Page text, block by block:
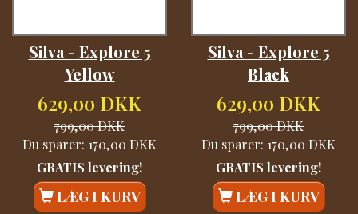
Silva - Explore 5
Yellow
629,00 DKK
799,00 DKK
Du sparer: 170,00 DKK
GRATIS levering!
LÆG I KURV
Silva - Explore 5
Black
629,00 DKK
799,00 DKK
Du sparer: 170,00 DKK
GRATIS levering!
LÆG I KURV